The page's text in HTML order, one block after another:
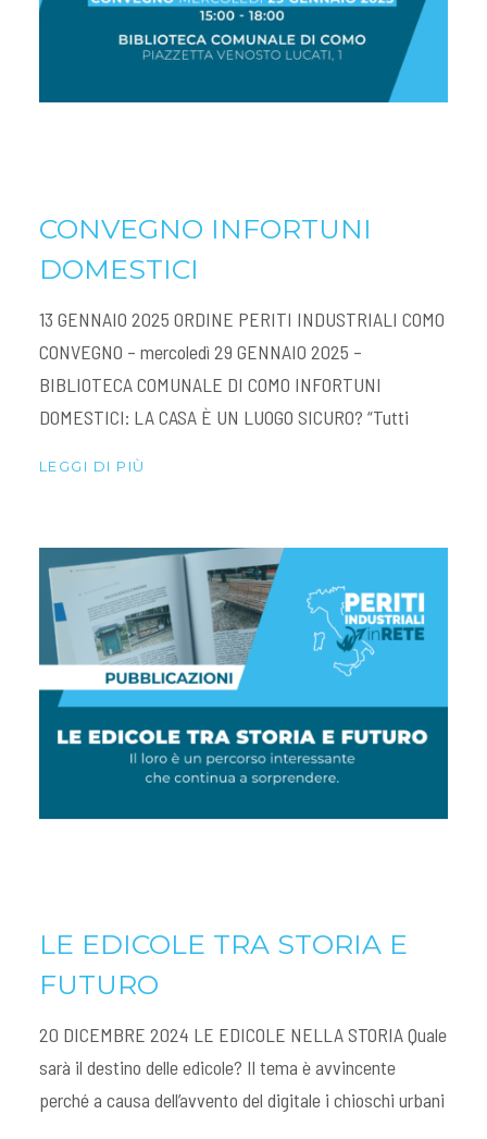
CONVEGNO INFORTUNI
DOMESTICI
13 GENNAIO 2025 ORDINE PERITI INDUSTRIALI COMO
CONVEGNO – mercoledì 29 GENNAIO 2025 –
BIBLIOTECA COMUNALE DI COMO INFORTUNI
DOMESTICI: LA CASA È UN LUOGO SICURO? “Tutti
LEGGI DI PIÙ
LE EDICOLE TRA STORIA E
FUTURO
20 DICEMBRE 2024 LE EDICOLE NELLA STORIA Quale
sarà il destino delle edicole? Il tema è avvincente
perché a causa dell’avvento del digitale i chioschi urbani